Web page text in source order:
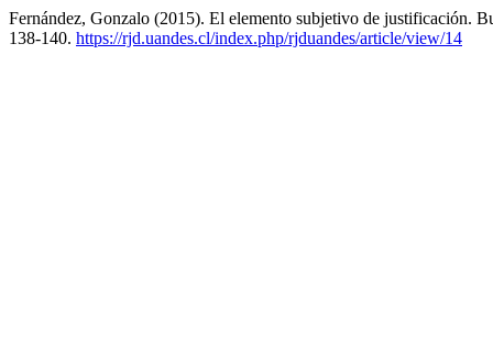
Fernández, Gonzalo (2015). El elemento subjetivo de justificación.
138-140. https://rjd.uandes.cl/index.php/rjduandes/article/view/14